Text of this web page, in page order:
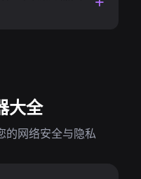
大全
的网络安全与隐私